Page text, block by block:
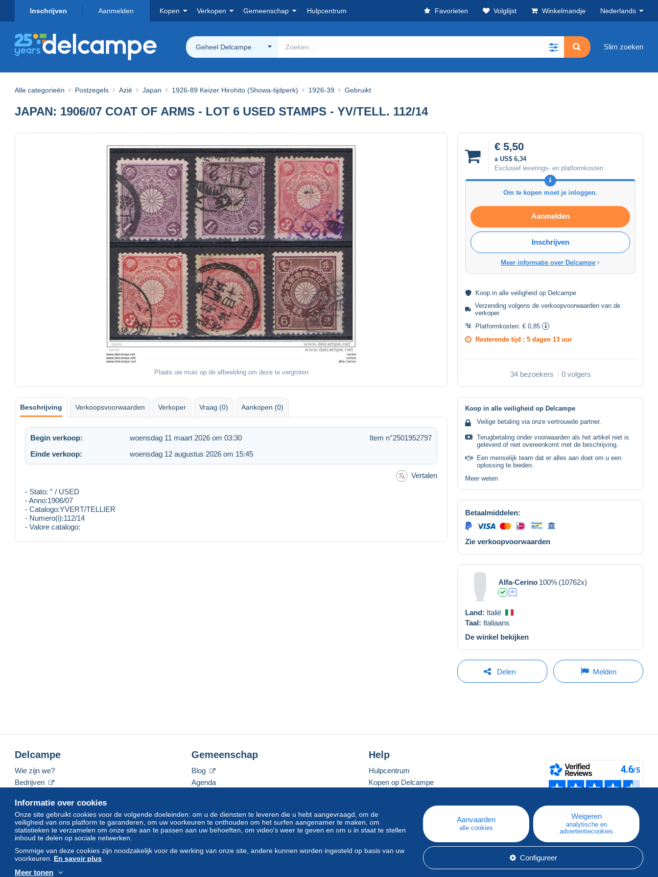
Inschrijven Aanmelden Kopen Verkopen Gemeenschap Hulpcentrum Favorieten Volglijst Winkelmandje Nederlands
Geheel Delcampe Slim zoeken
Alle categorieën Postzegels Azië Japan 1926-89 Keizer Hirohito (Showa-tijdperk) 1926-39 Gebruikt
JAPAN: 1906/07 COAT OF ARMS - LOT 6 USED STAMPS - YV/TELL. 112/14
Plaats uw muis op de afbeelding om deze te vergroten
€ 5,50
± US$ 6,34
Exclusief leverings- en platformkosten
Om te kopen moet je inloggen.
Aanmelden
Inschrijven
Meer informatie over Delcampe
Koop in alle veiligheid op Delcampe
Verzending volgens deverkoopvoorwaarden van de
verkoper.
Platformkosten: € 0,85
Resterende tijd : 5 dagen 13 uur
34 bezoekers 0 volgers
Beschrijving Verkoopsvoorwaarden Verkoper Vraag (0) Aankopen (0)
Begin verkoop: woensdag 11 maart 2026 om 03:30
Item n°2501952797
Einde verkoop:
woensdag 12 augustus 2026 om 15:45
Vertalen
- Stato: ° / USED
- Anno:1906/07
- Catalogo:YVERT/TELLIER
- Numero(i):112/14
- Valore catalogo:
Koop in alle veiligheid op Delcampe
Veilige betaling via onze vertrouwde partner.
Terugbetaling onder voorwaarden als het artikel niet is
geleverd of niet overeenkomt met de beschrijving.
Een menselijk team dat er alles aan doet om u een
oplossing te bieden.
Meer weten
Betaalmiddelen:
Zie verkoopvoorwaarden
Alfa-Cerino 100% (10762x)
Land: Italië
Taal: Italiaans
De winkel bekijken
Delen Melden
Informatie over cookies
Onze site gebruikt cookies voor de volgende doeleinden: om u de diensten te leveren die u hebt aangevraagd, om de
veiligheid van ons platform te garanderen, om uw voorkeuren te onthouden om het surfen aangenamer te maken, om
statistieken te verzamelen om onze site aan te passen aan uw behoeften, om video's weer te geven en om u in staat te stellen
inhoud te delen op sociale netwerken.
Sommige van deze cookies zijn noodzakelijk voor de werking van onze site, andere kunnen worden ingesteld op basis van uw
voorkeuren. En savoir plus
Meer tonen
Aanvaarden
alle cookies
Weigeren
analytische en
advertentiecookies
Configureer
Delcampe
Wie zijn we?
Bedrijven
Neem contact met ons op
Gemeenschap
Blog
Agenda
Help
Hulpcentrum
Kopen op Delcampe
Een beveiligde website
© Delcampe International srl. Alle rechten voorbehouden.